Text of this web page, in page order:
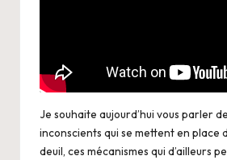
Je souhaite aujourd’hui vous parler
inconscients qui se mettent en place
deuil, ces mécanismes qui d’ailleurs